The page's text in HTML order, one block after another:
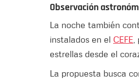
Observación
La noche también
instalados en el CEFE
estrellas desde el
La propuesta busca